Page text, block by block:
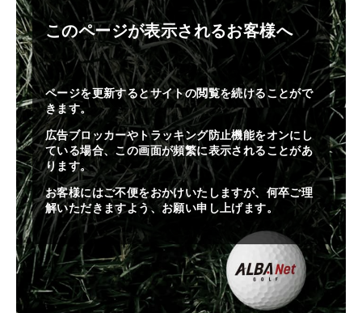
このページが表示されるお客様へ
ページを更新するとサイトの閲覧を続けることがで
きます。
広告ブロッカーやトラッキング防止機能をオンにし
ている場合、この画面が頻繁に表示されることがあ
ります。
お客様にはご不便をおかけいたしますが、何卒ご理
解いただきますよう、お願い申し上げます。